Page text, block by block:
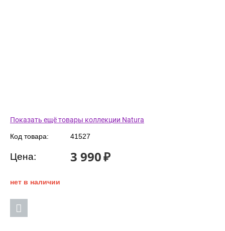
Показать ещё товары коллекции Natura
Код товара: 41527
Цена: 3 990₽
нет в наличии